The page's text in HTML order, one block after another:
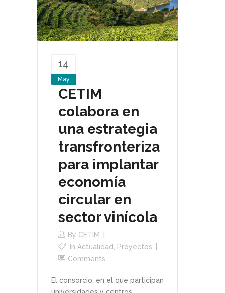
14
May
CETIM
colabora en
una estrategia
transfronteriza
para implantar
economía
circular en
sector vinícola
By CETIM
In Actualidad
Proyectos
Comments
El consorcio, en el que participan